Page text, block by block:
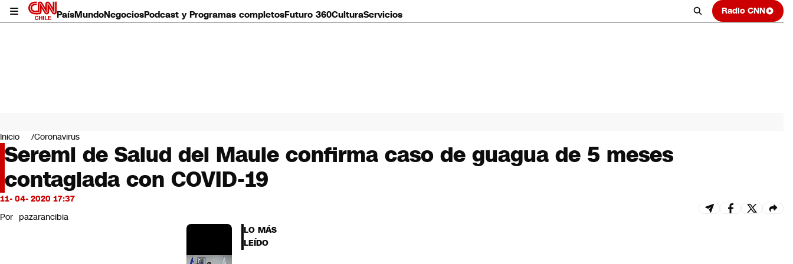
PaísMundoNegociosPodcast y Programas completosFuturo 360CulturaServicios Radio CNN
Mundo
Negocios
Deportes
Programas completos
Cultura
Servicios
CNN Data
Inicio Coronavirus
Seremi de Salud del Maule confirma caso de guagua de 5 meses
contagiada con COVID-19
11- 04- 2020 17:37
Por pazarancibia
LO MÁS
LEÍDO